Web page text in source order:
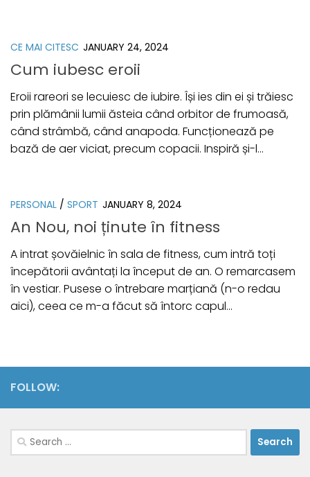
CE MAI CITESC JANUARY 24, 2024
Cum iubesc eroii
Eroii rareori se lecuiesc de iubire. Își ies din ei și trăiesc
prin plămânii lumii ăsteia când orbitor de frumoasă,
când strâmbă, când anapoda. Funcționează pe
bază de aer viciat, precum copacii. Inspiră și-l...
PERSONAL / SPORT JANUARY 8, 2024
An Nou, noi ținute în fitness
A intrat șovăielnic în sala de fitness, cum intră toți
începătorii avântați la început de an. O remarcasem
în vestiar. Pusese o întrebare marțiană (n-o redau
aici), ceea ce m-a făcut să întorc capul...
FOLLOW:
Search
for: